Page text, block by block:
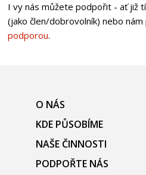
I vy nás můžete podpořit - ať již
(jako člen/dobrovolník) nebo
podporou.
O NÁS
KDE PŮSOBÍME
NAŠE ČINNOSTI
PODPOŘTE NÁS